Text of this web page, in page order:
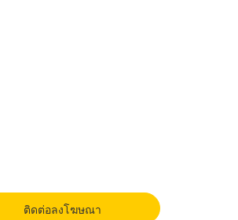
ติดต่อลงโฆษณา